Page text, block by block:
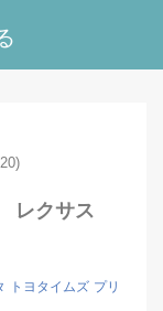
レクサス
トヨタイムズ プリ